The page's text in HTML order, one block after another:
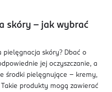
skóry - jak wybrać
skóry? Dbać o
jej oczyszczanie, a
środki pielęgnujące – kremy,
produkty mogą zawierać